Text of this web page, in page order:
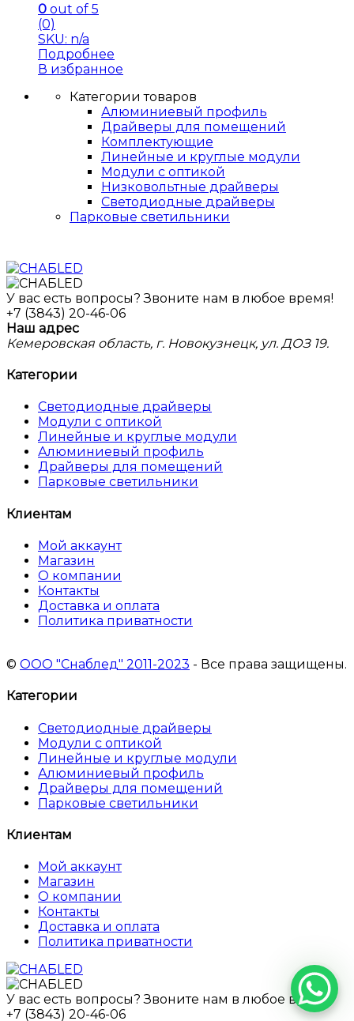
0 out of 5
(0)
SKU: n/a
Подробнее
В избранное
Категории товаров
Алюминиевый профиль
Драйверы для помещений
Комплектующие
Линейные и круглые модули
Модули с оптикой
Низковольтные драйверы
Светодиодные драйверы
Парковые светильники
У вас есть вопросы? Звоните нам в любое время!
+7 (3843) 20-46-06
Наш адрес
Кемеровская область, г. Новокузнецк, ул. ДОЗ 19.
Категории
Светодиодные драйверы
Модули с оптикой
Линейные и круглые модули
Алюминиевый профиль
Драйверы для помещений
Парковые светильники
Клиентам
Мой аккаунт
Магазин
О компании
Контакты
Доставка и оплата
Политика приватности
© ООО "Снаблед" 2011-2023 - Все права защищены.
Категории
Светодиодные драйверы
Модули с оптикой
Линейные и круглые модули
Алюминиевый профиль
Драйверы для помещений
Парковые светильники
Клиентам
Мой аккаунт
Магазин
О компании
Контакты
Доставка и оплата
Политика приватности
У вас есть вопросы? Звоните нам в любое время!
+7 (3843) 20-46-06